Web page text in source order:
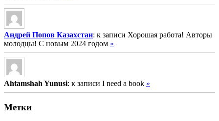
Андрей Попов Казахстан: к записи Хорошая работа! Авторы
молодцы! С новым 2024 годом »
Ahtamshah Yunusi: к записи I need a book »
Метки